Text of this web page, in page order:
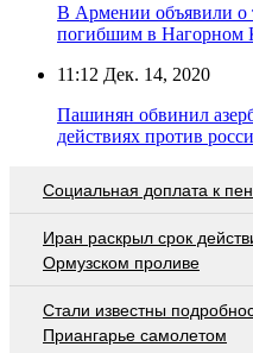
В Армении объявили о
погибшим в Нагорном
11:12 Дек. 14, 2020
Пашинян обвинил
действиях против
Социальная доплата к
Иран раскрыл срок
Ормузском проливе
Стали известны
Приангарье самолетом